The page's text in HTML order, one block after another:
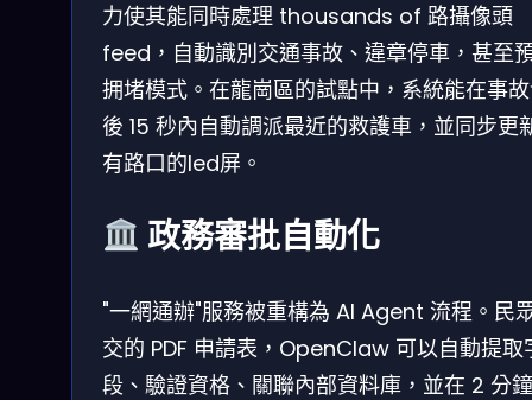
力使其能同時處理 thousands of 路攝像頭
feed，自動識別交通事故、違章停車，甚至
拥堵模式。在龍崗區的試點中，系統能在事
後 15 秒內自動調派最近的救護車，並同步更
有路口的led屏。
政務審批自動化
"一網通辦"服務被重構為 AI Agent 流程。民
交的 PDF 申請表，OpenClaw 可以自動提取
段、驗證資格、關聯內部資料庫，並在 2 分